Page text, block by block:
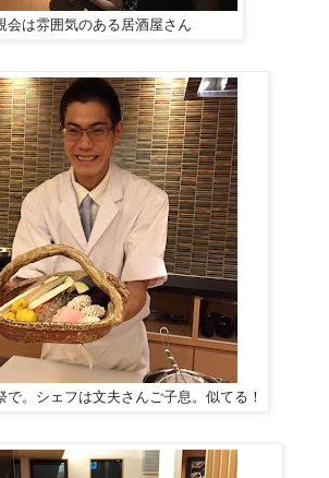
会は雰囲気のある居酒屋さん
で。シェフは文夫さんご子息。似てる！